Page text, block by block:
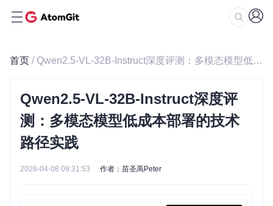
首页 / Qwen2.5-VL-32B-Instruct深度评测：多模态模型低成本部署的技术路径实践
Qwen2.5-VL-32B-Instruct深度评
测：多模态模型低成本部署的技术
路径实践
2026-04-08 09:31:53 作者：苗圣禹Peter